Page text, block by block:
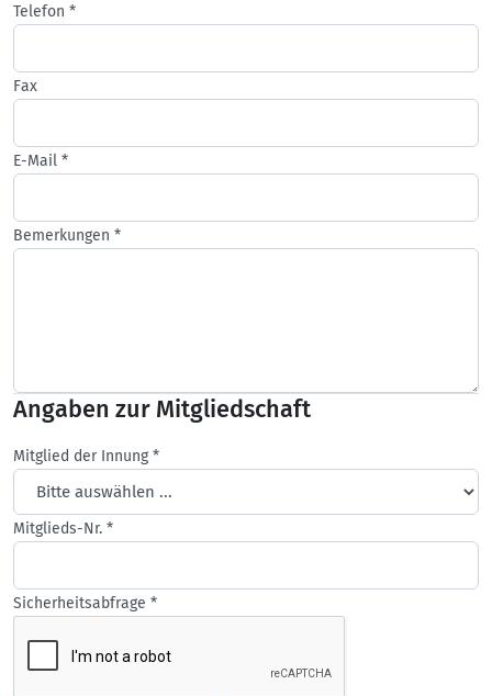
Telefon *
Fax
E-Mail *
Bemerkungen *
Angaben zur Mitgliedschaft
Mitglied der Innung *
Mitglieds-Nr. *
Sicherheitsabfrage *